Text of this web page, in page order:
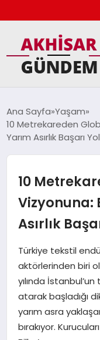
DÜNYA
TEKNOLOJI
YAŞAM
Ana Sayfa Yaşam
10 Metrekareden
Yarım Asırlık Başarı
10
Vizyonuna:
Asırlık
Türkiye tekstil
aktörlerinden biri
yılında
atarak başladığı
yarım asra
bırakıyor.